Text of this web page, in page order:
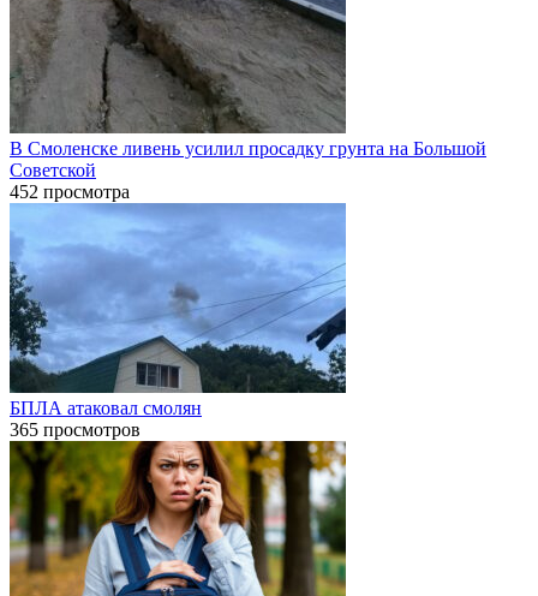
В Смоленске ливень усилил просадку грунта на Большой
Советской
452 просмотра
БПЛА атаковал смолян
365 просмотров